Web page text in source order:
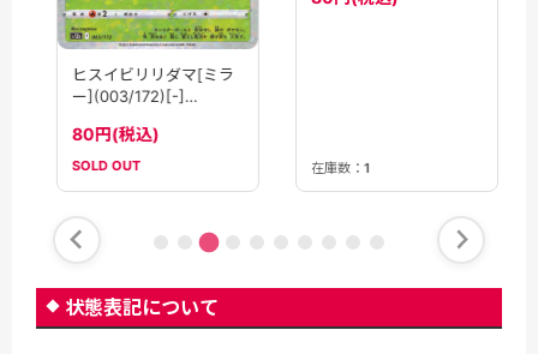
ヒスイビリリダマ[ミラ
ー](003/172)[-]
80円(税込)
SOLD OUT 在庫数： 1
状態表記について